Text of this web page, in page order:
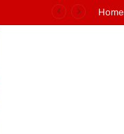
Home